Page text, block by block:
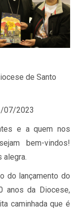
de Santo
07/2023
e a quem nos
bem-vindos!
alegra.
do lançamento do
anos da Diocese,
caminhada que é